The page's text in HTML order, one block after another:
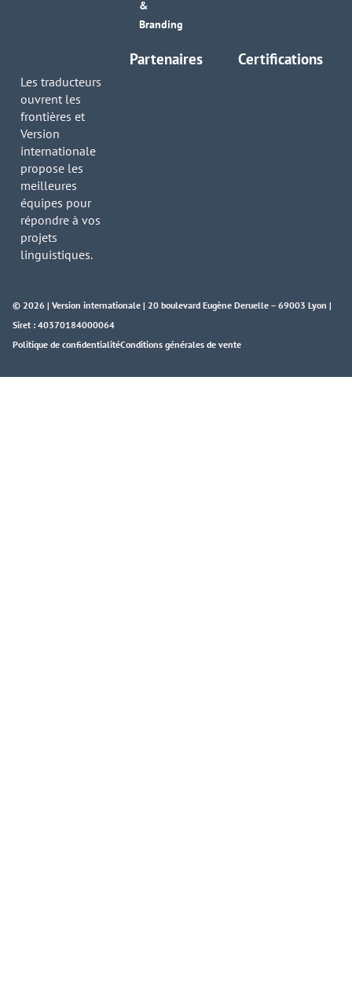
&
Branding
Les traducteurs
ouvrent les
frontières et
Version
internationale
propose les
meilleures
équipes pour
répondre à vos
projets
linguistiques.
Partenaires Certifications
© 2026 | Version internationale | 20 boulevard Eugène Deruelle – 69003 Lyon |
Siret : 40370184000064
Politique de confidentialitéConditions générales de vente